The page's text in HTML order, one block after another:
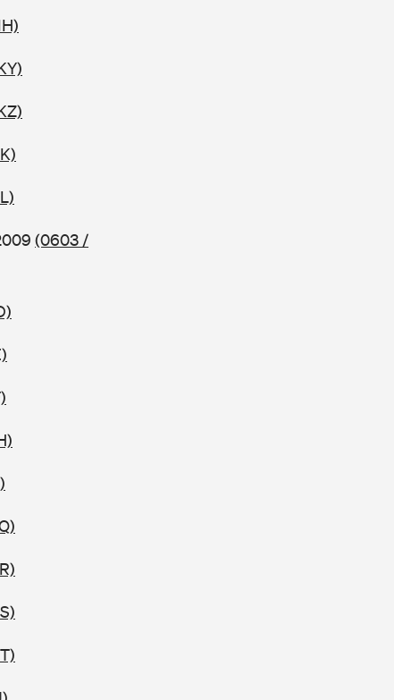
(0603 /